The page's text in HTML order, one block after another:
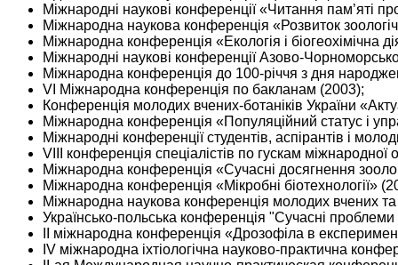
Міжнародні наукові конференції «Читання
Міжнародна наукова конференція «Розвиток
Міжнародна конференція «Екологія і біогеохімічна
Міжнародні наукові конференції Азово-
Міжнародна конференція до 100-річчя з дня
VI Міжнародна конференція по бакланам (2003);
Конференція молодих вчених-ботаніків України
Міжнародна конференція «Популяційний статус і
Міжнародні конференції студентів, аспірантів і
VIII конференція спеціалістів по гускам міжнародної
Міжнародна конференція «Сучасні досягнення
Міжнародна конференція «Мікробні біотехнології»
Міжнародна наукова конференція молодих вчених та
Українсько-польська конференція "Сучасні проблеми
ІІ міжнародна конференція «Дрозофіла в
IV міжнародна іхтіологічна науково-практична